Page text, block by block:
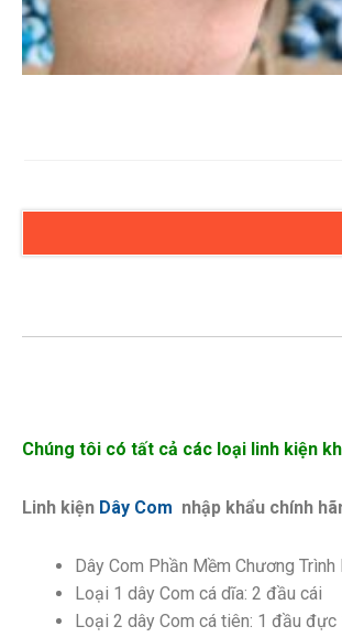
Chúng tôi có tất cả các loại linh kiện
Linh kiện Dây Com nhập khẩu chính
Dây Com Phần Mềm Chương Trình
Loại 1 dây Com cá dĩa: 2 đầu cái
Loại 2 dây Com cá tiên: 1 đầu đực